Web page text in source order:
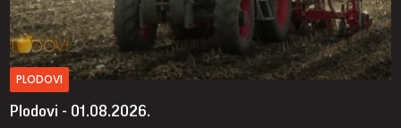
PLODOVI
Plodovi - 01.08.2026.